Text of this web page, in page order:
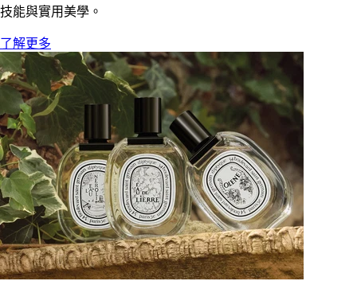
技能與實用美學。
了解更多